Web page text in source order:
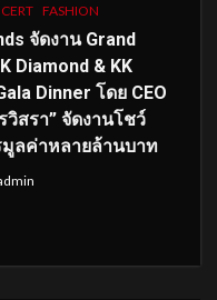
FASHION
จัดงาน Grand
Diamond & KK
Dinner โดย CEO
สรา” จัดงานโชว์
มูลค่าหลายล้านบาท